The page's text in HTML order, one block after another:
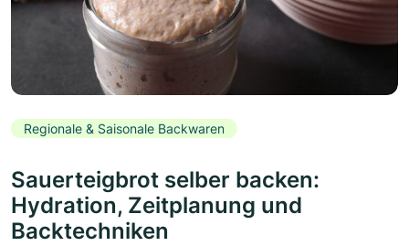
Regionale & Saisonale Backwaren
Sauerteigbrot selber backen:
Hydration, Zeitplanung und
Backtechniken